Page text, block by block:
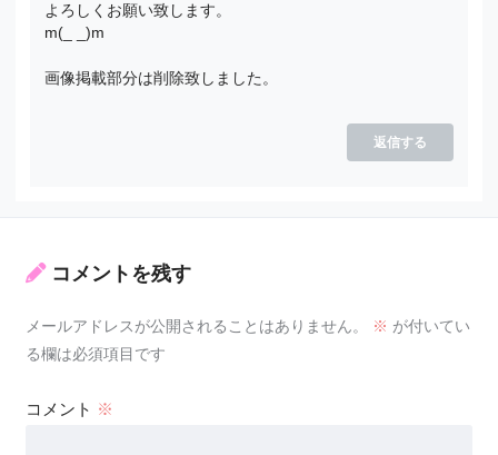
よろしくお願い致します。
m(_ _)m
画像掲載部分は削除致しました。
返信する
コメントを残す
メールアドレスが公開されることはありません。 ※ が付いてい
る欄は必須項目です
コメント ※